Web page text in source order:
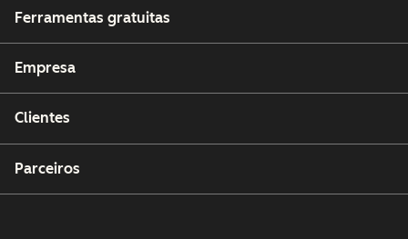
Ferramentas gratuitas
Empresa
Clientes
Parceiros